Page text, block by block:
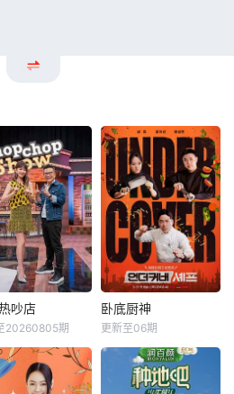
吵店
20260805期
卧底厨神
更新至06期